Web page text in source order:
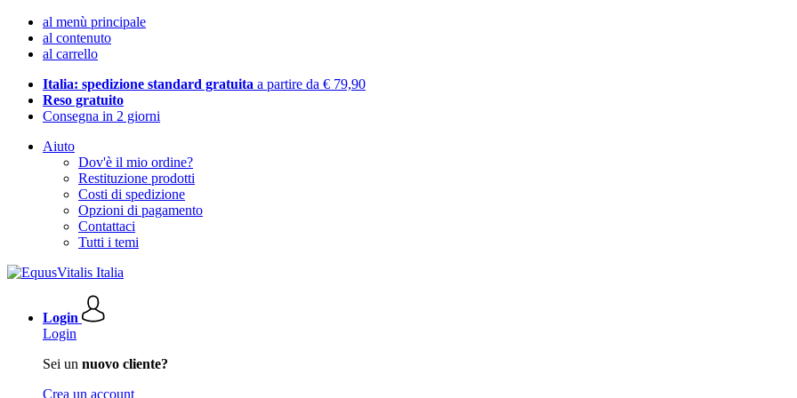
al menù principale
al contenuto
al carrello
Italia: spedizione standard gratuita a partire da € 79,90
Reso gratuito
Consegna in 2 giorni
Aiuto
Dov'è il mio ordine?
Restituzione prodotti
Costi di spedizione
Opzioni di pagamento
Contattaci
Tutti i temi
Login
Login
Sei un nuovo cliente?
Crea un account